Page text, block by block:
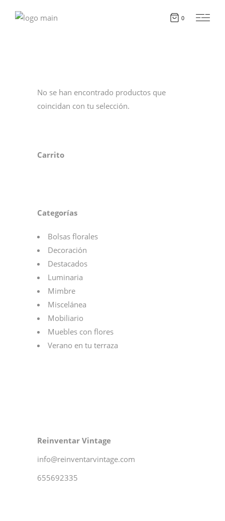
0
No se han encontrado productos que
coincidan con tu selección.
Carrito
Categorías
Bolsas florales
Decoración
Destacados
Luminaria
Mimbre
Miscelánea
Mobiliario
Muebles con flores
Verano en tu terraza
Reinventar Vintage
info@reinventarvintage.com
655692335